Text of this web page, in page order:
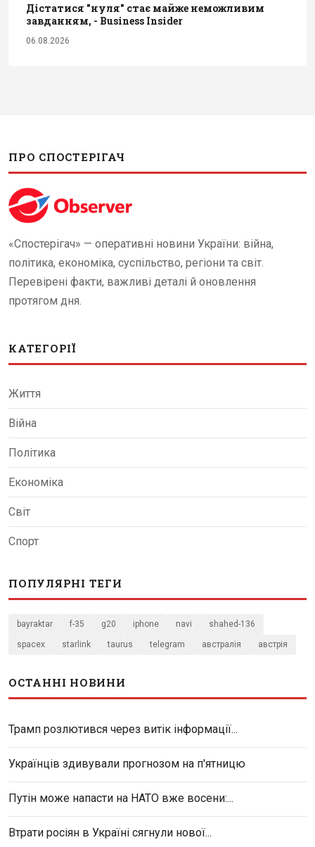
Дістатися "нуля" стає майже неможливим
завданням, - Business Insider
06.08.2026
ПРО СПОСТЕРІГАЧ
«Спостерігач» — оперативні новини України: війна,
політика, економіка, суспільство, регіони та світ.
Перевірені факти, важливі деталі й оновлення
протягом дня.
КАТЕГОРІЇ
Життя
Війна
Політика
Економіка
Світ
Спорт
ПОПУЛЯРНІ ТЕГИ
bayraktar f-35 g20 iphone navi shahed-136
spacex starlink taurus telegram австралія австрія
ОСТАННІ НОВИНИ
Трамп розлютився через витік інформації...
Українців здивували прогнозом на п'ятницю
Путін може напасти на НАТО вже восени:...
Втрати росіян в Україні сягнули нової...